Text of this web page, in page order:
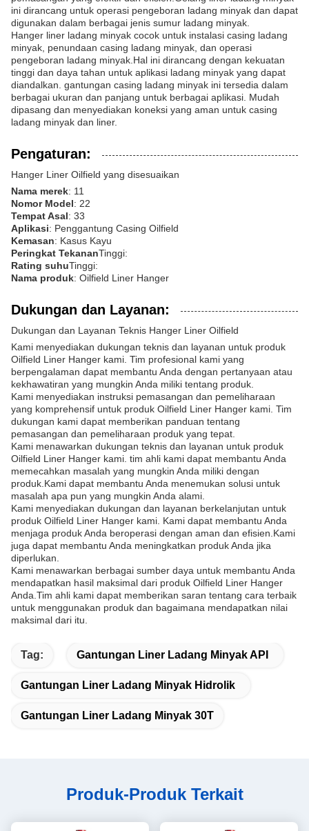
ini dirancang untuk operasi pengeboran ladang minyak dan dapat
digunakan dalam berbagai jenis sumur ladang minyak.
Hanger liner ladang minyak cocok untuk instalasi casing ladang
minyak, penundaan casing ladang minyak, dan operasi
pengeboran ladang minyak.Hal ini dirancang dengan kekuatan
tinggi dan daya tahan untuk aplikasi ladang minyak yang dapat
diandalkan. gantungan casing ladang minyak ini tersedia dalam
berbagai ukuran dan panjang untuk berbagai aplikasi. Mudah
dipasang dan menyediakan koneksi yang aman untuk casing
ladang minyak dan liner.
Pengaturan:
Hanger Liner Oilfield yang disesuaikan
Nama merek: 11
Nomor Model: 22
Tempat Asal: 33
Aplikasi: Penggantung Casing Oilfield
Kemasan: Kasus Kayu
Peringkat TekananTinggi:
Rating suhuTinggi:
Nama produk: Oilfield Liner Hanger
Dukungan dan Layanan:
Dukungan dan Layanan Teknis Hanger Liner Oilfield
Kami menyediakan dukungan teknis dan layanan untuk produk
Oilfield Liner Hanger kami. Tim profesional kami yang
berpengalaman dapat membantu Anda dengan pertanyaan atau
kekhawatiran yang mungkin Anda miliki tentang produk.
Kami menyediakan instruksi pemasangan dan pemeliharaan
yang komprehensif untuk produk Oilfield Liner Hanger kami. Tim
dukungan kami dapat memberikan panduan tentang
pemasangan dan pemeliharaan produk yang tepat.
Kami menawarkan dukungan teknis dan layanan untuk produk
Oilfield Liner Hanger kami. tim ahli kami dapat membantu Anda
memecahkan masalah yang mungkin Anda miliki dengan
produk.Kami dapat membantu Anda menemukan solusi untuk
masalah apa pun yang mungkin Anda alami.
Kami menyediakan dukungan dan layanan berkelanjutan untuk
produk Oilfield Liner Hanger kami. Kami dapat membantu Anda
menjaga produk Anda beroperasi dengan aman dan efisien.Kami
juga dapat membantu Anda meningkatkan produk Anda jika
diperlukan.
Kami menawarkan berbagai sumber daya untuk membantu Anda
mendapatkan hasil maksimal dari produk Oilfield Liner Hanger
Anda.Tim ahli kami dapat memberikan saran tentang cara terbaik
untuk menggunakan produk dan bagaimana mendapatkan nilai
maksimal dari itu.
Tag: Gantungan Liner Ladang Minyak API
Gantungan Liner Ladang Minyak Hidrolik
Gantungan Liner Ladang Minyak 30T
Produk-Produk Terkait